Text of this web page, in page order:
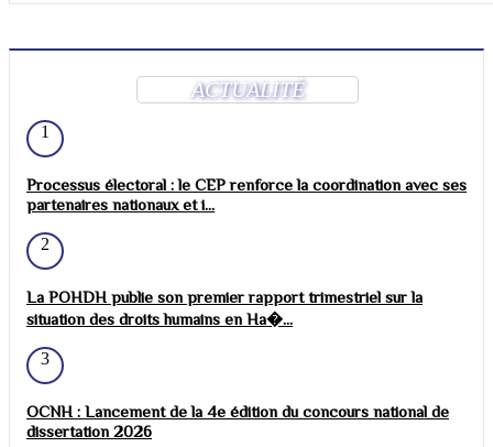
ACTUALITÉ
1
Processus électoral : le CEP renforce la coordination avec ses
partenaires nationaux et i...
2
La POHDH publie son premier rapport trimestriel sur la
situation des droits humains en Ha�...
3
OCNH : Lancement de la 4e édition du concours national de
dissertation 2026